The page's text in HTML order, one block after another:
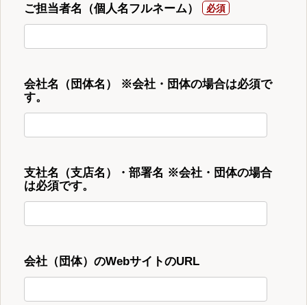
ご担当者名（個人名フルネーム）
会社名（団体名） ※会社・団体の場合は必須で
す。
支社名（支店名）・部署名 ※会社・団体の場合
は必須です。
会社（団体）のWebサイトのURL